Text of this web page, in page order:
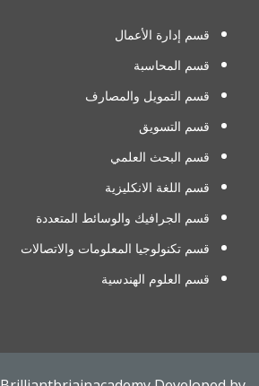
قسم إدارة الأعمال
قسم المحاسبة
قسم التمويل والمصارف
قسم التسويق
قسم البحث العلمي
قسم اللغة الانكليزية
قسم الجرافيك والوسائط المتعددة
قسم تكنولوجيا المعلومات والاتصالات
قسم العلوم الهندسية